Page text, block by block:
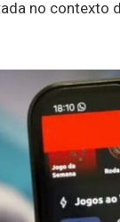
no contexto